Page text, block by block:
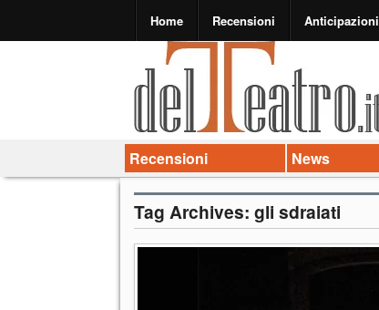
Home Recensioni Anticipazioni
Recensioni News
Tag Archives: gli sdraiati